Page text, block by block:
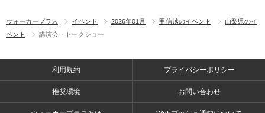
ウォーカープラス イベント 2026年01月 甲信越のイベント
山梨県のイ
ベント
講演会・トークショー
利用規約 プライバシーポリシー
推奨環境 お問い合わせ